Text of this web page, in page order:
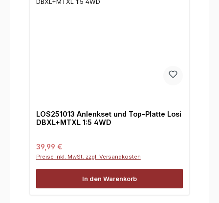
LOS251013 Anlenkset und Top-Platte Losi
DBXL+MTXL 1:5 4WD
Regulärer Preis:
39,99 €
Preise inkl. MwSt. zzgl. Versandkosten
In den Warenkorb